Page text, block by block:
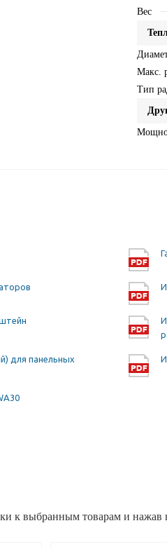
Вес
Макс.
Тип
для панельных
к выбранным товарам и нажав